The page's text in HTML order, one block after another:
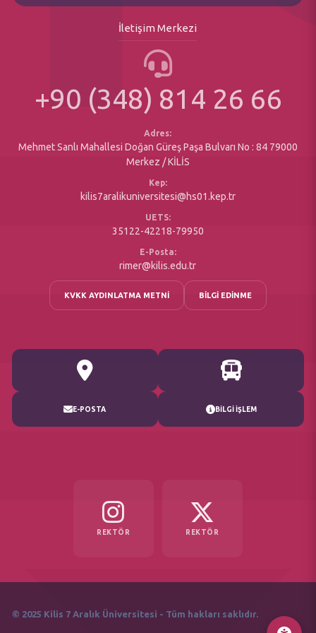
E-POSTA BİLGİ İŞLEM
Özel Kalem Müdürlüğü
Kurumsal İletişim Koordinatörlüğü
Üniversite Plan Program ve Raporlar
Matbu Formlar
Yazı İşleri Müdürlüğü
Öğrenci İşleri Daire Başkanlığı
Bologna(Ders Bilgi Sistemi)
Sosyal Duyarlılık Projeleri
İletişim Merkezi
+90 (348) 814 26 66
Adres:
Mehmet Sanlı Mahallesi Doğan Güreş Paşa Bulvarı No : 84 79000
Merkez / KİLİS
Kep:
kilis7aralikuniversitesi@hs01.kep.tr
UETS:
35122-42218-79950
E-Posta:
rimer@kilis.edu.tr
KVKK AYDINLATMA METNİ BİLGİ EDİNME
REKTÖR REKTÖR
© 2025 Kilis 7 Aralık Üniversitesi - Tüm hakları saklıdır.